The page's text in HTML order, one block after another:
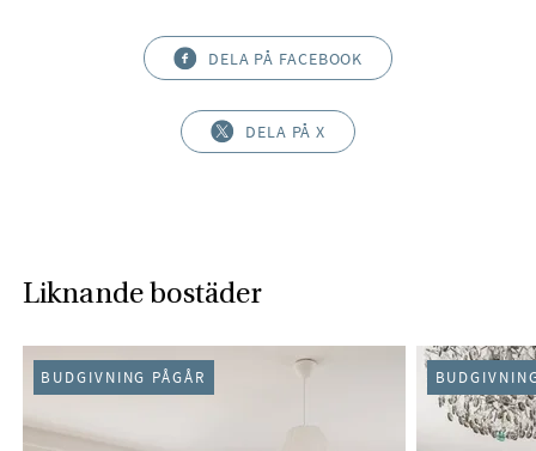
DELA PÅ FACEBOOK
DELA PÅ X
Liknande bostäder
BUDGIVNING PÅGÅR